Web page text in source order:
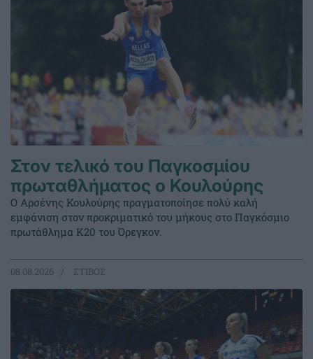
Στον τελικό του Παγκοσμίου
πρωταθλήματος ο Κουλούρης
Ο Αρσένης Κουλούρης πραγματοποίησε πολύ καλή
εμφάνιση στον προκριματικό του μήκους στο Παγκόσμιο
πρωτάθλημα Κ20 του Όρεγκον.
08.08.2026 ΣΤΙΒΟΣ